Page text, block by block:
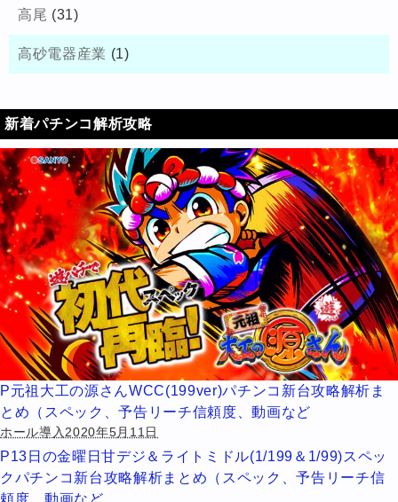
高尾 (31)
高砂電器産業 (1)
新着パチンコ解析攻略
P元祖大工の源さんWCC(199ver)パチンコ新台攻略解析ま
とめ（スペック、予告リーチ信頼度、動画など
ホール導入2020年5月11日
P13日の金曜日甘デジ＆ライトミドル(1/199＆1/99)スペッ
クパチンコ新台攻略解析まとめ（スペック、予告リーチ信
頼度、動画など